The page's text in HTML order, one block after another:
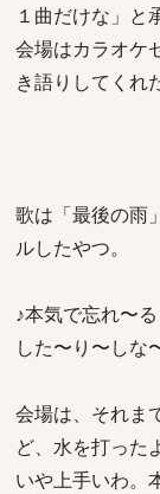
１曲だけな」と
会場はカラオケ
き語りしてくれ
歌は「最後の雨
ルしたやつ。
♪本気で忘れ〜
した〜り〜しな
会場は、それま
ど、水を打った
いや上手いわ。